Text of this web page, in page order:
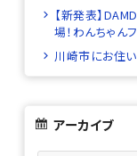
【新発表】
場！わんちゃん
川崎市にお住い
アーカイブ